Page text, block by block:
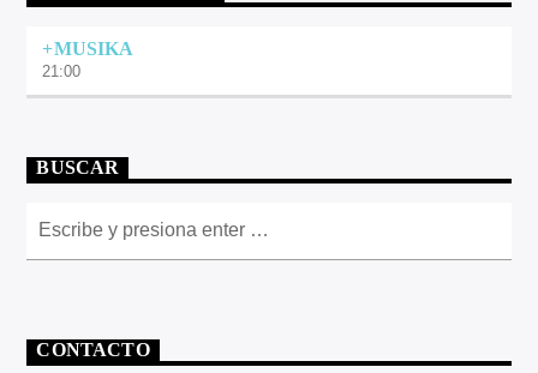
+MUSIKA
21:00
BUSCAR
CONTACTO